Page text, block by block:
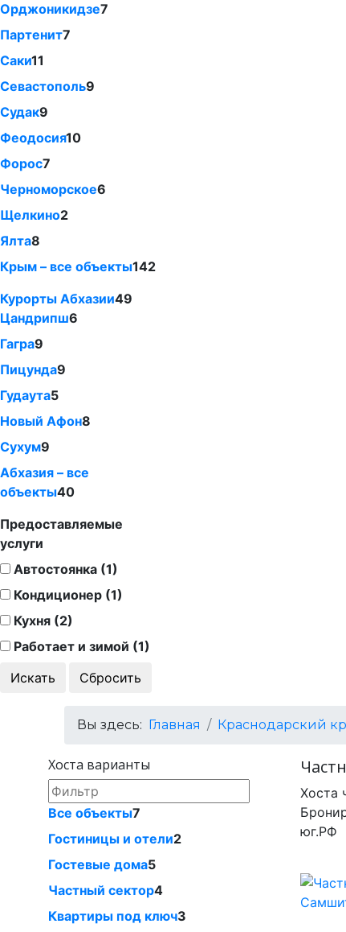
Орджоникидзе7
Партенит7
Саки11
Севастополь9
Судак9
Феодосия10
Форос7
Черноморское6
Щелкино2
Ялта8
Крым – все объекты142
Курорты Абхазии49
Цандрипш6
Гагра9
Пицунда9
Гудаута5
Новый Афон8
Сухум9
Абхазия – все
объекты40
Предоставляемые
услуги
Автостоянка (1)
Кондиционер (1)
Кухня (2)
Работает и зимой (1)
Вы здесь: Главная Краснодарский
Хоста варианты
Все объекты7
Гостиницы и отели2
Гостевые дома5
Частный сектор4
Квартиры под ключ3
Хоста
юг.РФ